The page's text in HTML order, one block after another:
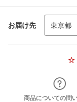
お届け先
商品についての問